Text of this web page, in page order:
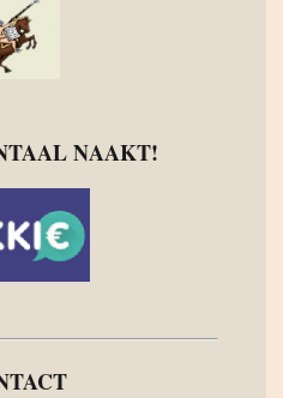
NAAKT!